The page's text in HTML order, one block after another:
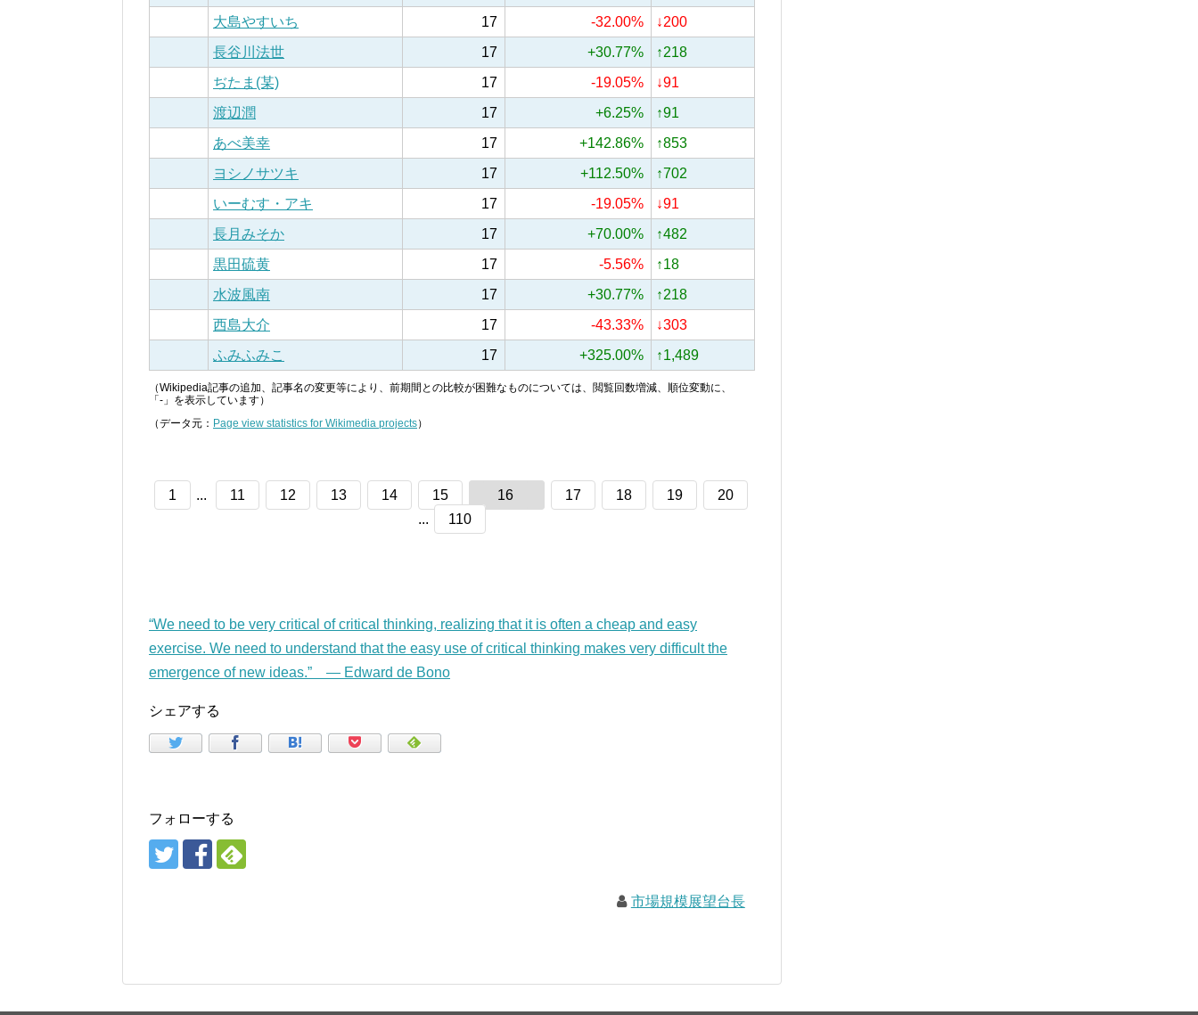
大島やすいち
17 -32.00%
↓200
長谷川法世
17 +30.77%
↑218
ぢたま(某)
17 -19.05%
↓91
渡辺潤
17 +6.25%
↑91
あべ美幸
17 +142.86%
↑853
ヨシノサツキ
17 +112.50%
↑702
いーむす・アキ
17 -19.05%
↓91
長月みそか
17 +70.00%
↑482
黒田硫黄
17 -5.56%
↑18
水波風南
17 +30.77%
↑218
西島大介
17 -43.33%
↓303
ふみふみこ
17 +325.00% ↑1,489
（Wikipedia記事の追加、記事名の変更等により、前期間との比較が困難なものについては、閲覧回数増減、順位変動に、
「-」を表示しています）
（データ元： Page view statistics for Wikimedia projects）
1 ... 11 12 13 14 15 16 17 18 19
20
...
110
“We need to be very critical of critical thinking, realizing that it is often a cheap and easy
exercise. We need to understand that the easy use of critical thinking makes very difficult the
emergence of new ideas.” — Edward de Bono
シェアする
フォローする
市場規模展望台長